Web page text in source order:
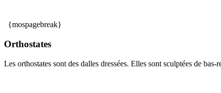
{mospagebreak}
Orthostates
Les orthostates sont des dalles dressées. Elles sont sculptées de